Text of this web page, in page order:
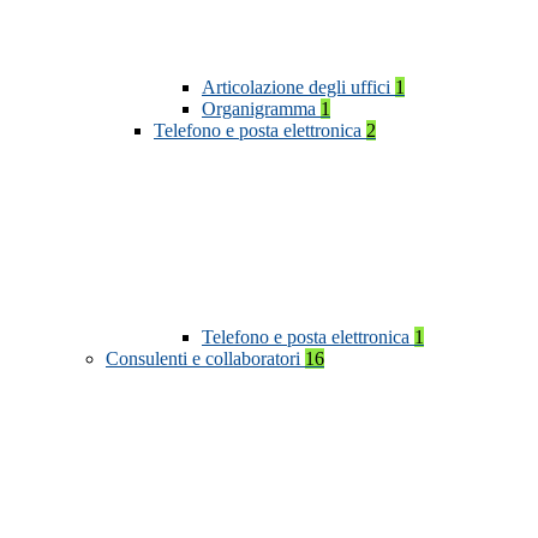
Articolazione degli uffici 1
Organigramma 1
Telefono e posta elettronica 2
Telefono e posta elettronica 1
Consulenti e collaboratori 16